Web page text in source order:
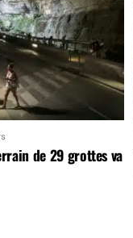
de 29 grottes va